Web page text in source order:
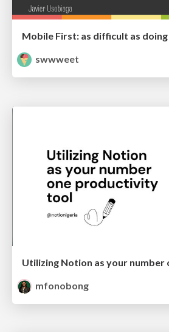
Mobile First: as difficult as
swwweet
mfonobong